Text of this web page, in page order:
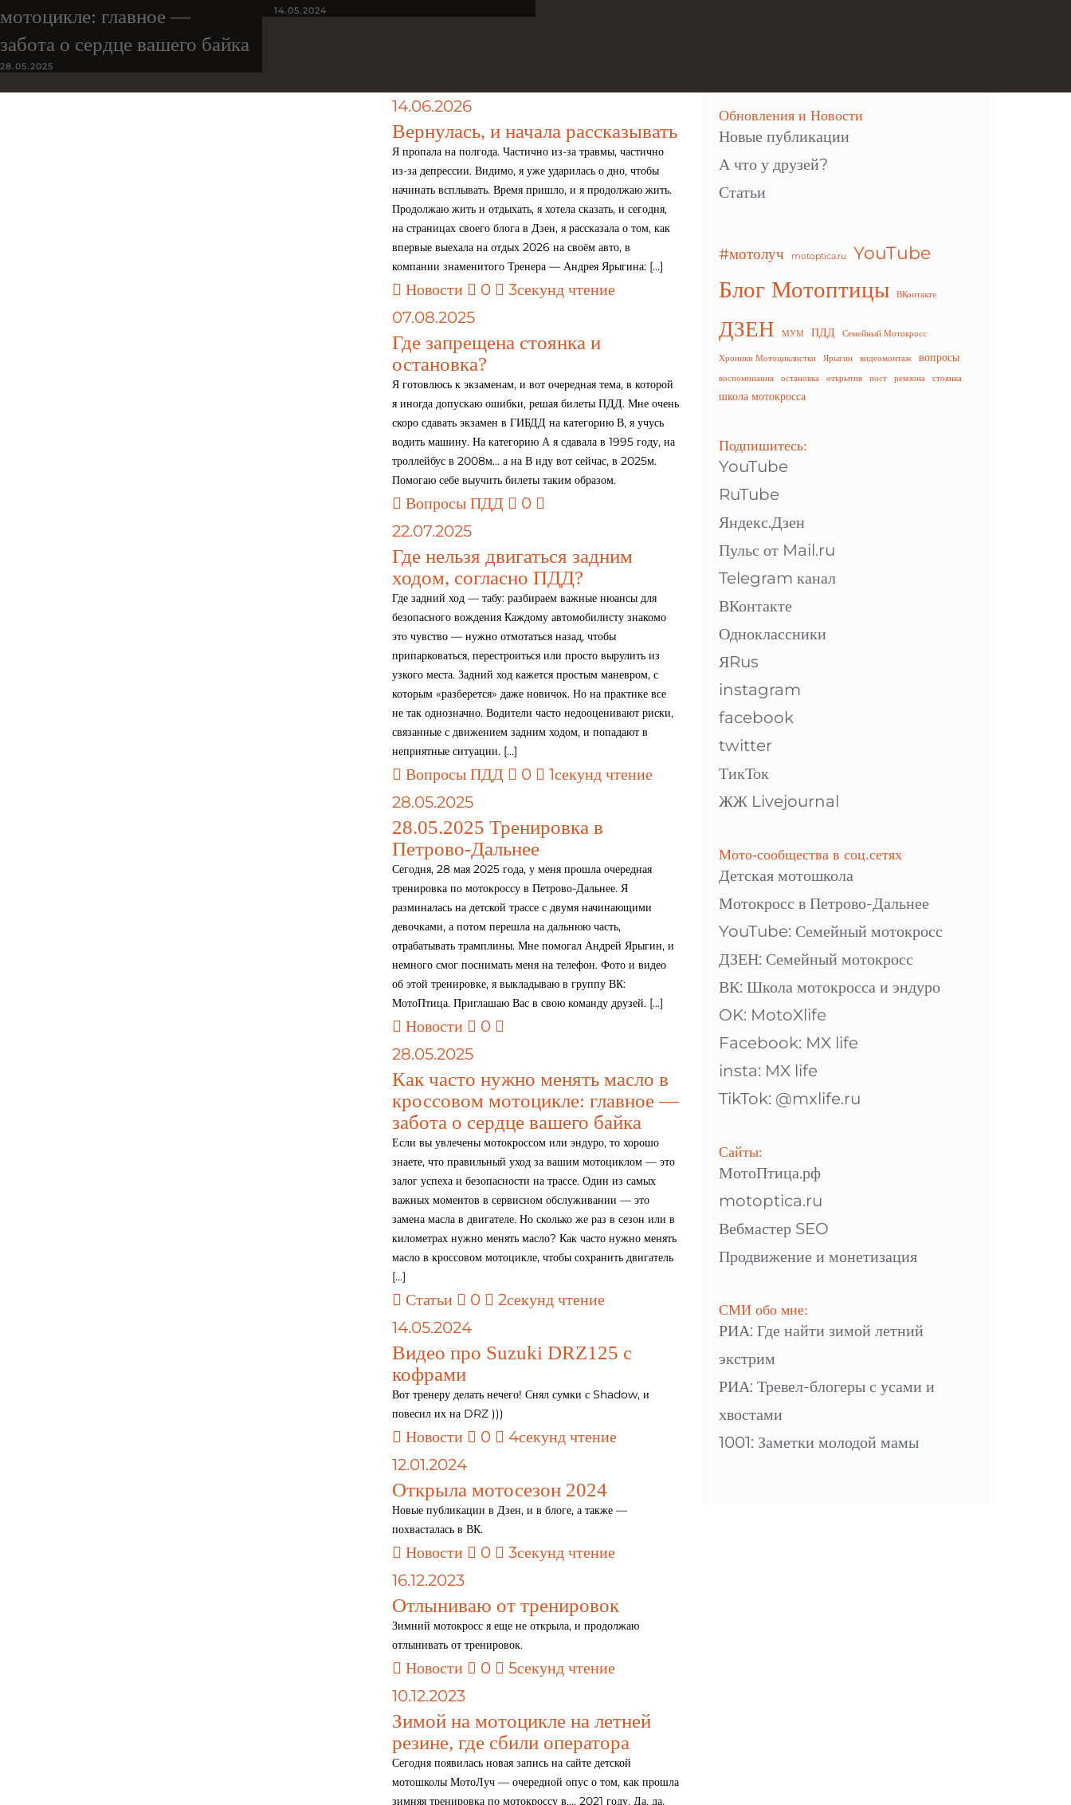
мотоцикле: главное —
забота о сердце вашего байка
28.05.2025
14.05.2024
14.06.2026
Вернулась, и начала рассказывать
Я пропала на полгода. Частично из-за травмы, частично
из-за депрессии. Видимо, я уже ударилась о дно, чтобы
начинать всплывать. Время пришло, и я продолжаю жить.
Продолжаю жить и отдыхать, я хотела сказать, и сегодня,
на страницах своего блога в Дзен, я рассказала о том, как
впервые выехала на отдых 2026 на своём авто, в
компании знаменитого Тренера — Андрея Ярыгина: […]
Новости 0
3секунд чтение
07.08.2025
Где запрещена стоянка и
остановка?
Я готовлюсь к экзаменам, и вот очередная тема, в которой
я иногда допускаю ошибки, решая билеты ПДД. Мне очень
скоро сдавать экзамен в ГИБДД на категорию В, я учусь
водить машину. На категорию А я сдавала в 1995 году, на
троллейбус в 2008м… а на В иду вот сейчас, в 2025м.
Помогаю себе выучить билеты таким образом.
Вопросы ПДД
0
22.07.2025
Где нельзя двигаться задним
ходом, согласно ПДД?
Где задний ход — табу: разбираем важные нюансы для
безопасного вождения Каждому автомобилисту знакомо
это чувство — нужно отмотаться назад, чтобы
припарковаться, перестроиться или просто вырулить из
узкого места. Задний ход кажется простым маневром, с
которым «разберется» даже новичок. Но на практике все
не так однозначно. Водители часто недооценивают риски,
связанные с движением задним ходом, и попадают в
неприятные ситуации. […]
Вопросы ПДД 0
1секунд чтение
28.05.2025
28.05.2025 Тренировка в
Петрово-Дальнее
Сегодня, 28 мая 2025 года, у меня прошла очередная
тренировка по мотокроссу в Петрово-Дальнее. Я
разминалась на детской трассе с двумя начинающими
девочками, а потом перешла на дальнюю часть,
отрабатывать трамплины. Мне помогал Андрей Ярыгин, и
немного смог поснимать меня на телефон. Фото и видео
об этой тренировке, я выкладываю в группу ВК:
МотоПтица. Приглашаю Вас в свою команду друзей. […]
Новости
0
28.05.2025
Как часто нужно менять масло в
кроссовом мотоцикле: главное —
забота о сердце вашего байка
Если вы увлечены мотокроссом или эндуро, то хорошо
знаете, что правильный уход за вашим мотоциклом — это
залог успеха и безопасности на трассе. Один из самых
важных моментов в сервисном обслуживании — это
замена масла в двигателе. Но сколько же раз в сезон или в
километрах нужно менять масло? Как часто нужно менять
масло в кроссовом мотоцикле, чтобы сохранить двигатель
[…]
Статьи 0
2секунд чтение
14.05.2024
Видео про Suzuki DRZ125 с
кофрами
Вот тренеру делать нечего! Снял сумки с Shadow, и
повесил их на DRZ )))
Новости 0
4секунд чтение
12.01.2024
Открыла мотосезон 2024
Новые публикации в Дзен, и в блоге, а также —
похвасталась в ВК.
Новости 0
3секунд чтение
16.12.2023
Отлыниваю от тренировок
Зимний мотокросс я еще не открыла, и продолжаю
отлынивать от тренировок.
Новости 0
5секунд чтение
10.12.2023
Зимой на мотоцикле на летней
резине, где сбили оператора
Сегодня появилась новая запись на сайте детской
мотошколы МотоЛуч — очередной опус о том, как прошла
зимняя тренировка по мотокроссу в…. 2021 году. Да, да.
Обновления и Новости
Новые публикации
А что у друзей?
Статьи
#мотолуч motoptica.ru YouTube
Блог Мотоптицы ВКонтакте
ДЗЕН МУМ ПДД Семейный Мотокросс
Хроники Мотоциклистки Ярыгин видеомонтаж вопросы
воспоминания остановка открытия пост ремзона стоянка
школа мотокросса
Подпишитесь:
YouTube
RuTube
Яндекс.Дзен
Пульс от Mail.ru
Telegram канал
ВКонтакте
Одноклассники
ЯRus
instagram
facebook
twitter
ТикТок
ЖЖ Livejournal
Мото-сообщества в соц.сетях
Детская мотошкола
Мотокросс в Петрово-Дальнее
YouTube: Семейный мотокросс
ДЗЕН: Семейный мотокросс
ВК: Школа мотокросса и эндуро
OK: MotoXlife
Facebook: MX life
insta: MX life
TikTok: @mxlife.ru
Сайты:
МотоПтица.рф
motoptica.ru
Вебмастер SEO
Продвижение и монетизация
СМИ обо мне:
РИА: Где найти зимой летний
экстрим
РИА: Тревел-блогеры с усами и
хвостами
1001: Заметки молодой мамы